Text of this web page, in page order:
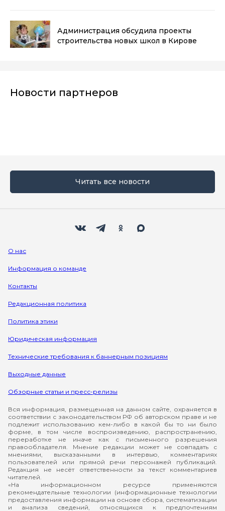
Администрация обсудила проекты
строительства новых школ в Кирове
Новости партнеров
Читать все новости
О нас
Информация о команде
Контакты
Редакционная политика
Политика этики
Юридическая информация
Технические требования к баннерным позициям
Выходные данные
Обзорные статьи и пресс-релизы
Вся информация, размещенная на данном сайте, охраняется в
соответствии с законодательством РФ об авторском праве и не
подлежит использованию кем-либо в какой бы то ни было
форме, в том числе воспроизведению, распространению,
переработке не иначе как с письменного разрешения
правообладателя. Мнение редакции может не совпадать с
мнениями, высказанными в интервью, комментариях
пользователей или прямой речи персонажей публикаций.
Редакция не несёт ответственности за текст комментариев
читателей.
«На информационном ресурсе применяются
рекомендательные технологии (информационные технологии
предоставления информации на основе сбора, систематизации
и анализа сведений, относящихся к предпочтениям